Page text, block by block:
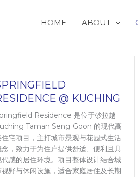
HOME ABOUT
@ KUCHING
Residence 是位于砂拉越
Taman Seng Goon 的现代高
住宅项目，主打城市景观与花园式生活
念，致力于为住户提供舒适、便利且具
代感的居住环境。项目整体设计结合城
野与休闲设施，适合家庭居住及长期